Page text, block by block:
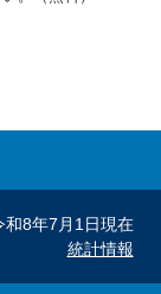
和8年7月1日現在
統計情報